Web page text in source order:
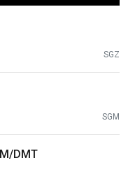
SGZ
SGM
DMT